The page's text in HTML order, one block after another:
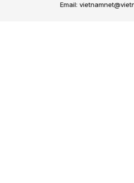
Email: